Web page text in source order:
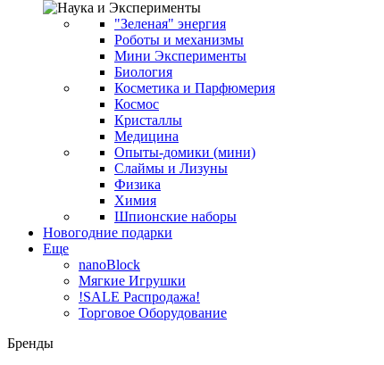
"Зеленая" энергия
Роботы и механизмы
Мини Эксперименты
Биология
Косметика и Парфюмерия
Космос
Кристаллы
Медицина
Опыты-домики (мини)
Слаймы и Лизуны
Физика
Химия
Шпионские наборы
Новогодние подарки
Еще
nanoBlock
Мягкие Игрушки
!SALE Распродажа!
Торговое Оборудование
Бренды